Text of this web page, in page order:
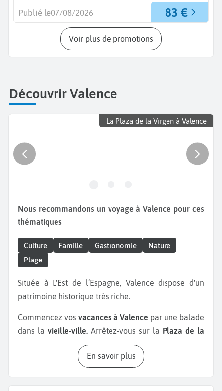
83 €
Publié le07/08/2026
Voir plus de promotions
Découvrir Valence
La Plaza de la Virgen à Valence
Nous recommandons un voyage à Valence pour ces
thématiques
Culture Famille Gastronomie
Nature
Plage
Située à L'Est de l’Espagne, Valence dispose d'un
patrimoine historique très riche.
Commencez vos vacances à Valence par une balade
dans la vieille-ville. Arrêtez-vous sur la Plaza de la
avec la fontaine de la Turia. Cette place est
entourée par le Micalet, clocher du XIVème siècle de
Cathédrale de Valence, célèbre pour abriter le
Saint Calice, que certains considèrent comme le
En savoir plus